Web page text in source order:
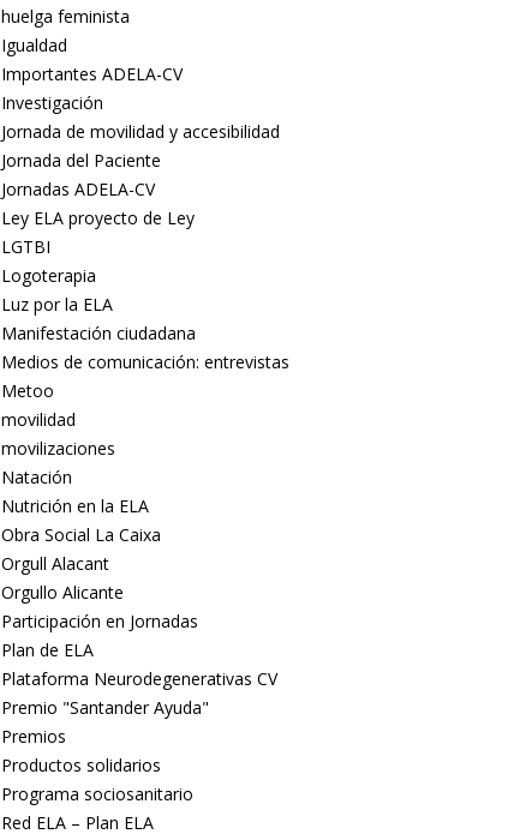
huelga feminista
Igualdad
Importantes ADELA-CV
Investigación
Jornada de movilidad y accesibilidad
Jornada del Paciente
Jornadas ADELA-CV
Ley ELA proyecto de Ley
LGTBI
Logoterapia
Luz por la ELA
Manifestación ciudadana
Medios de comunicación: entrevistas
Metoo
movilidad
movilizaciones
Natación
Nutrición en la ELA
Obra Social La Caixa
Orgull Alacant
Orgullo Alicante
Participación en Jornadas
Plan de ELA
Plataforma Neurodegenerativas CV
Premio "Santander Ayuda"
Premios
Productos solidarios
Programa sociosanitario
Red ELA – Plan ELA